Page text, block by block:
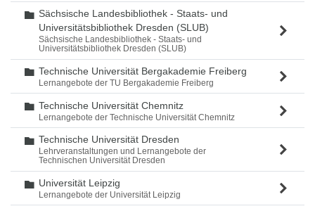
Ordner
Sächsische Landesbibliothek - Staats- und
Universitätsbibliothek Dresden (SLUB)
Sächsische Landesbibliothek - Staats- und
Universitätsbibliothek Dresden (SLUB)
Ordner
Technische Universität Bergakademie Freiberg
Lernangebote der TU Bergakademie Freiberg
Ordner
Technische Universität Chemnitz
Lernangebote der Technische Universität Chemnitz
Ordner
Technische Universität Dresden
Lehrveranstaltungen und Lernangebote der
Technischen Universität Dresden
Ordner
Universität Leipzig
Lernangebote der Universität Leipzig